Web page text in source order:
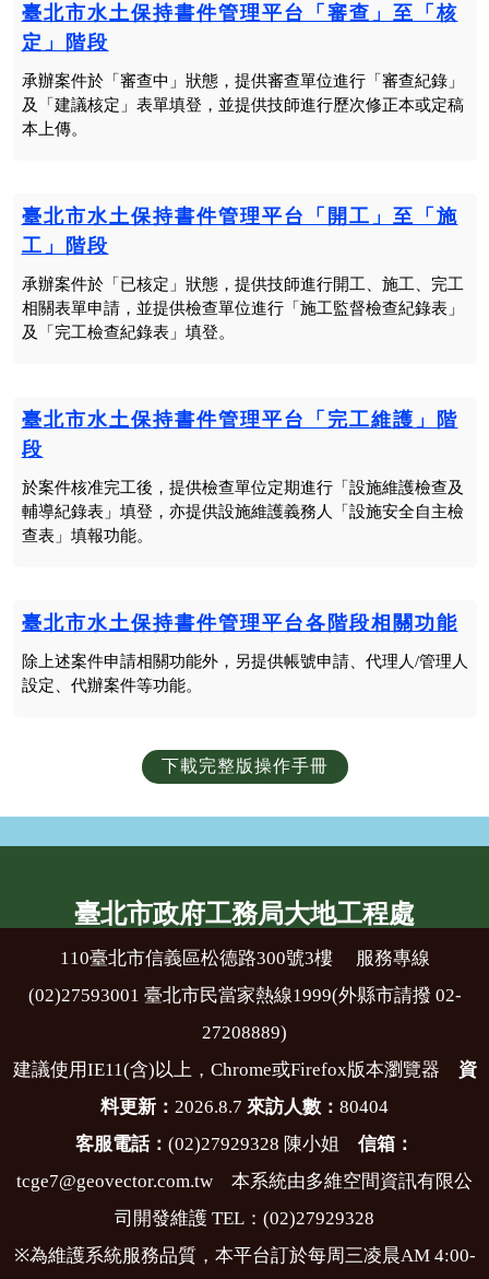
臺北市水土保持書件管理平台「審查」至「核
定」階段
承辦案件於「審查中」狀態，提供審查單位進行「審查紀錄」
及「建議核定」表單填登，並提供技師進行歷次修正本或定稿
本上傳。
臺北市水土保持書件管理平台「開工」至「施
工」階段
承辦案件於「已核定」狀態，提供技師進行開工、施工、完工
相關表單申請，並提供檢查單位進行「施工監督檢查紀錄表」
及「完工檢查紀錄表」填登。
臺北市水土保持書件管理平台「完工維護」階
段
於案件核准完工後，提供檢查單位定期進行「設施維護檢查及
輔導紀錄表」填登，亦提供設施維護義務人「設施安全自主檢
查表」填報功能。
臺北市水土保持書件管理平台各階段相關功能
除上述案件申請相關功能外，另提供帳號申請、代理人/管理人
設定、代辦案件等功能。
臺北市政府工務局大地工程處
110臺北市信義區松德路300號3樓 服務專線
(02)27593001 臺北市民當家熱線1999(外縣市請撥 02-
27208889)
建議使用IE11(含)以上，Chrome或Firefox版本瀏覽器 資
料更新： 2026.8.7 來訪人數： 80404
客服電話： (02)27929328 陳小姐 信箱：
tcge7@geovector.com.tw 本系統由多維空間資訊有限公
司開發維護 TEL：(02)27929328
※為維護系統服務品質，本平台訂於每周三凌晨AM 4:00-